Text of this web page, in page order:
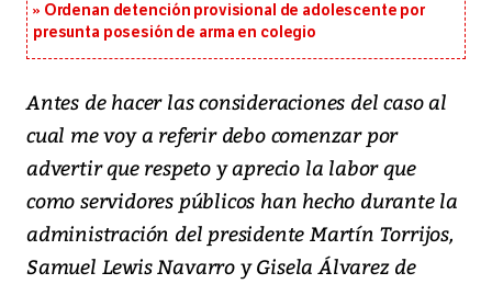
Ordenan detención provisional de adolescente por
presunta posesión de arma en colegio
Antes de hacer las consideraciones del caso al
cual me voy a referir debo comenzar por
advertir que respeto y aprecio la labor que
como servidores públicos han hecho durante la
administración del presidente Martín Torrijos,
Samuel Lewis Navarro y Gisela Álvarez de